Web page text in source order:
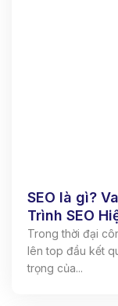
SEO là gì?
Trình SEO
Trong thời đại
lên top đầu kết
trọng của...